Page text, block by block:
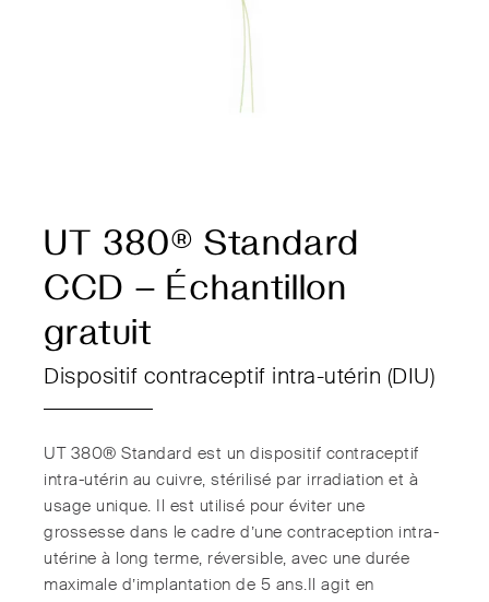
UT 380® Standard
CCD – Échantillon
gratuit
Dispositif contraceptif intra-utérin (DIU)
UT 380® Standard est un dispositif contraceptif
intra-utérin au cuivre, stérilisé par irradiation et à
usage unique. Il est utilisé pour éviter une
grossesse dans le cadre d’une contraception intra-
utérine à long terme, réversible, avec une durée
maximale d’implantation de 5 ans.Il agit en